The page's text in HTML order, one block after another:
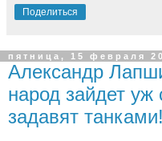
Поделиться
пятница, 15 февраля
Александр
народ зайдет
задавят